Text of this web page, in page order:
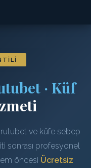
· Küf
ve küfe sebep
sonrası profesyonel
öncesi Ücretsiz